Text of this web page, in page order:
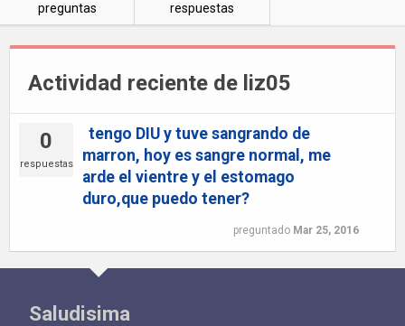
preguntas
respuestas
Actividad reciente de liz05
0
respuestas
tengo DIU y tuve sangrando de
marron, hoy es sangre normal, me
arde el vientre y el estomago
duro,que puedo tener?
preguntado Mar 25, 2016
Saludisima